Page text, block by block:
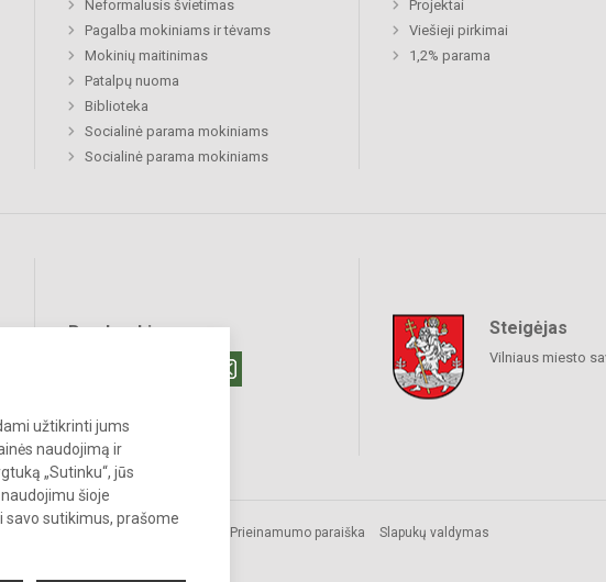
užtikrinti jums
naudojimą ir
„Sutinku“, jūs
šioje
savo sutikimus, prašome
Neformalusis švietimas
Pagalba mokiniams ir tėvams
Mokinių maitinimas
Patalpų nuoma
Biblioteka
Socialinė parama mokiniams
Socialinė parama mokiniams
Projektai
Viešieji pirkimai
1,2% parama
Bendraukime Steigėjas
Vilniaus miesto
saugomos.
griežtai
Prieinamumo paraiška Slapukų valdymas